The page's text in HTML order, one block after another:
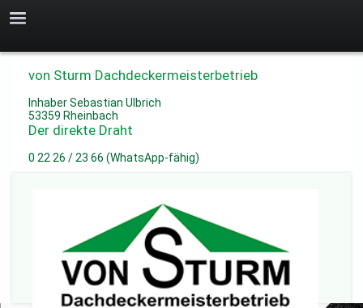
von Sturm Dachdeckermeisterbetrieb
Inhaber Sebastian Ulbrich
53359 Rheinbach
Der direkte Draht
0 22 26 / 23 66 (WhatsApp-fähig)